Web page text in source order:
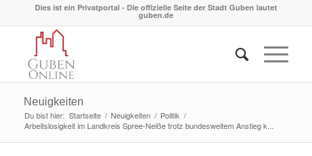
Dies ist ein Privatportal - Die offizielle Seite der Stadt Guben lautet
guben.de
Neuigkeiten
Du bist hier: Startseite / Neuigkeiten / Politik /
Arbeitslosigkeit im Landkreis Spree-Neiße trotz bundesweitem Anstieg k...